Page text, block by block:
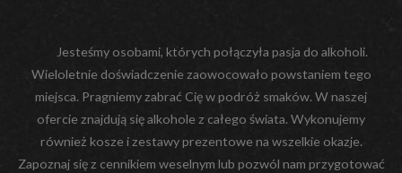
Jesteśmy osobami, których połączyła pasja do alkoholi.
Wieloletnie doświadczenie zaowocowało powstaniem tego
miejsca. Pragniemy zabrać Cię w podróż smaków. W naszej
ofercie znajdują się alkohole z całego świata. Wykonujemy
również kosze i zestawy prezentowe na wszelkie okazje.
Zapoznaj się z cennikiem weselnym lub pozwól nam przygotować